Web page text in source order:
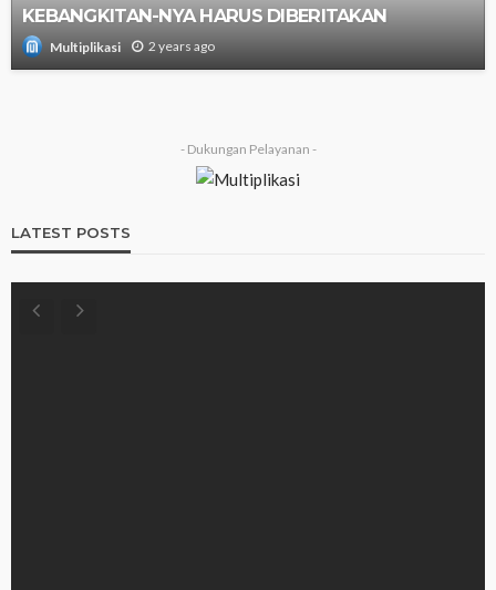
KEBANGKITAN-NYA HARUS DIBERITAKAN
Multiplikasi 2 years ago
- Dukungan Pelayanan -
LATEST POSTS